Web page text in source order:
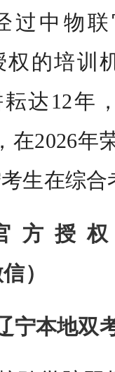
过中物
权的培训
达12年
在2026年
生在综
方授
）
宁本地双